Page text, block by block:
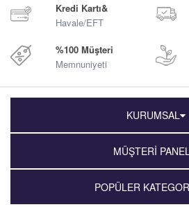
Kredi Kartı&
Havale/EFT
%100 Müşteri
Memnuniyeti
KURUMSAL
MÜŞTERİ
POPÜLER